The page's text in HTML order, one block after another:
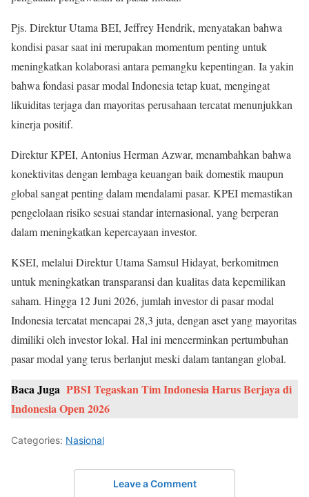
Pjs. Direktur Utama BEI, Jeffrey Hendrik, menyatakan bahwa
kondisi pasar saat ini merupakan momentum penting untuk
meningkatkan kolaborasi antara pemangku kepentingan. Ia yakin
bahwa fondasi pasar modal Indonesia tetap kuat, mengingat
likuiditas terjaga dan mayoritas perusahaan tercatat menunjukkan
kinerja positif.
Direktur KPEI, Antonius Herman Azwar, menambahkan bahwa
konektivitas dengan lembaga keuangan baik domestik maupun
global sangat penting dalam mendalami pasar. KPEI memastikan
pengelolaan risiko sesuai standar internasional, yang berperan
dalam meningkatkan kepercayaan investor.
KSEI, melalui Direktur Utama Samsul Hidayat, berkomitmen
untuk meningkatkan transparansi dan kualitas data kepemilikan
saham. Hingga 12 Juni 2026, jumlah investor di pasar modal
Indonesia tercatat mencapai 28,3 juta, dengan aset yang mayoritas
dimiliki oleh investor lokal. Hal ini mencerminkan pertumbuhan
pasar modal yang terus berlanjut meski dalam tantangan global.
Baca Juga PBSI Tegaskan Tim Indonesia Harus Berjaya di
Indonesia Open 2026
Categories: Nasional
Leave a Comment